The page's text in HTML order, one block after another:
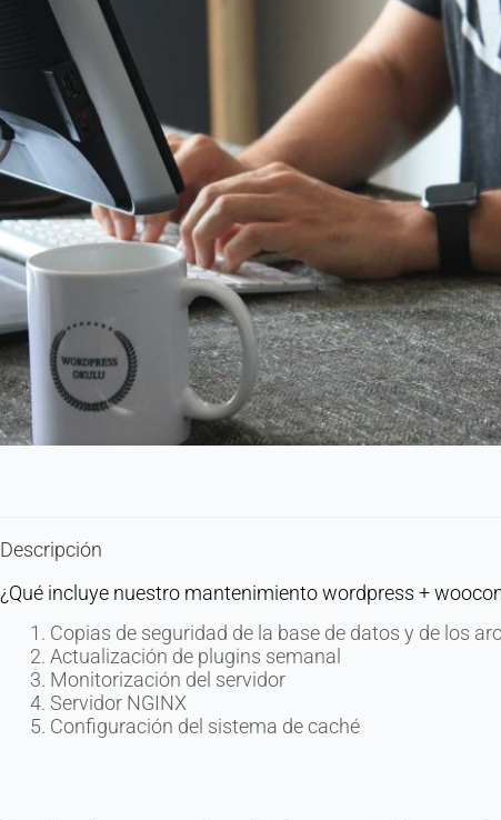
Descripción
¿Qué incluye nuestro mantenimiento wordpress +
Copias de seguridad de la base de datos y de los
Actualización de plugins semanal
Monitorización del servidor
Servidor NGINX
Configuración del sistema de caché